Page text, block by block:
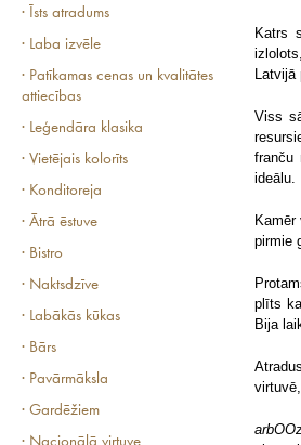
· Īsts atradums
· Laba izvēle
· Patīkamas cenas un kvalitātes
attiecības
· Leģendāra klasika
· Vietējais kolorīts
· Konditoreja
· Ātrā ēstuve
· Bistro
· Naktsdzīve
· Labākās kūkas
· Bārs
· Pavārmāksla
· Gardēžiem
Katrs
Latvijā
Viss
franču
ideālu.
pirmie
plīts
Bija